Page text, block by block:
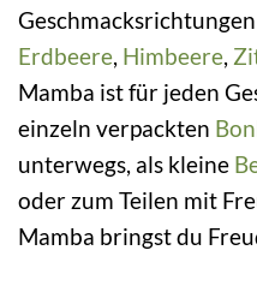
Erdbeere, Himbeere,
Mamba ist für jeden
einzeln verpackten
unterwegs, als kleine
oder zum Teilen mit
Mamba bringst du